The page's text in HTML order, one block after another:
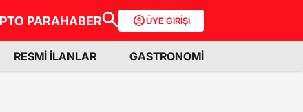
PARAHABER ÜYE GİRİŞİ
RESMİ İLANLAR GASTRONOMİ